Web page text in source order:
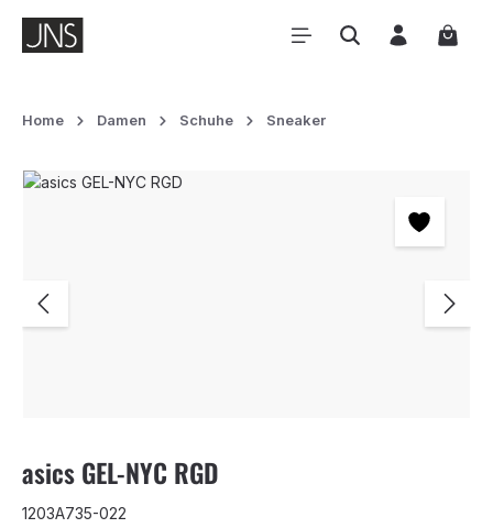
Zum Hauptinhalt springen
Home Damen Schuhe Sneaker
Bildergalerie überspringen
asics GEL-NYC RGD
1203A735-022